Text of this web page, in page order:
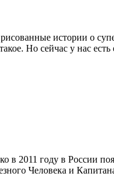
истории о
Но сейчас у нас есть
2011 году в России
Человека и